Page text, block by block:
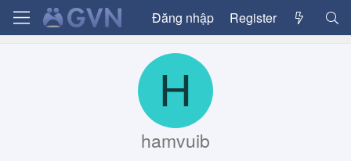
Đăng nhập Register
H
hamvuib